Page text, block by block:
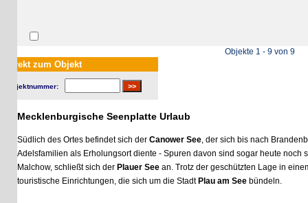
Objekte 1 - 9 von 9
zum Objekt
Mecklenburgische Seenplatte Urlaub
Südlich des Ortes befindet sich der Canower See , der sich bis nach
Adelsfamilien als Erholungsort diente - Spuren davon sind sogar heute noch
Malchow, schließt sich der Plauer See an. Trotz der geschützten Lage in einem
touristische Einrichtungen, die sich um die StadtPlau am See bündeln.